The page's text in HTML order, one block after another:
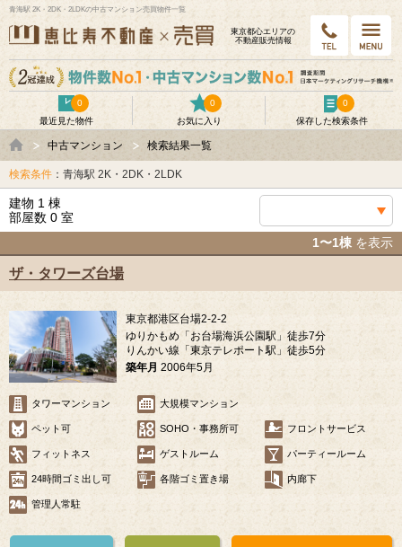
青海駅 2K・2DK・2LDKの中古マンション売買物件一覧
東京都⼼エリアの
不動産販売情報
最近見た物件
0
お気に入り
0
保存した検索条件
0
中古マンション 検索結果一覧
検索条件 ：青海駅 2K・2DK・2LDK
建物 1 棟
部屋数 0 室
1〜1棟 を表示
ザ・タワーズ台場
東京都港区台場2-2-2
ゆりかもめ「お台場海浜公園駅」徒歩7分
りんかい線「東京テレポート駅」徒歩5分
築年月 2006年5月
タワーマンション 大規模マンション
ペット可 SOHO・事務所可 フロントサービス
フィットネス ゲストルーム パーティールーム
24時間ゴミ出し可 各階ゴミ置き場 内廊下
管理人常駐